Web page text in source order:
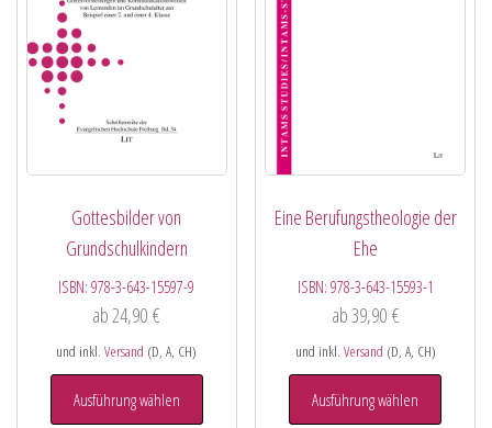
Gottesbilder von
Grundschulkindern
ISBN:978-3-643-15597-9
ab24,90€
und inkl.Versand (D, A, CH)
Ausführung wählen
Eine Berufungstheologie der
Ehe
ISBN: 978-3-643-15593-1
ab39,90 €
und inkl. Versand (D, A, CH)
Ausführung wählen